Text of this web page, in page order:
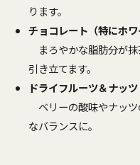
ります。
チョコレート（特にホワ
まろやかな脂肪分が
引き立てます。
ドライフルーツ＆ナッツ
ベリーの酸味やナッ
なバランスに。